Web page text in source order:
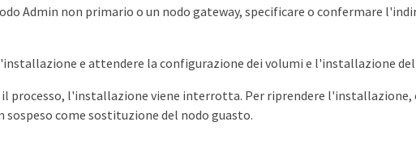
Admin non primario o un nodo gateway, specificare o confermare
e attendere la configurazione dei volumi e l'installazione del
processo, l'installazione viene interrotta. Per riprendere l'installazione,
sospeso come sostituzione del nodo guasto.